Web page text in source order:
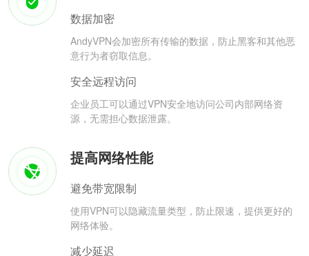
数据加密
AndyVPN会加密所有传输的数据，防止黑客和其他恶
意行为者窃取信息。
安全远程访问
企业员工可以通过VPN安全地访问公司内部网络资
源，无需担心数据泄露。
提高网络性能
避免带宽限制
使用VPN可以隐藏流量类型，防止限速，提供更好的
网络体验。
减少延迟